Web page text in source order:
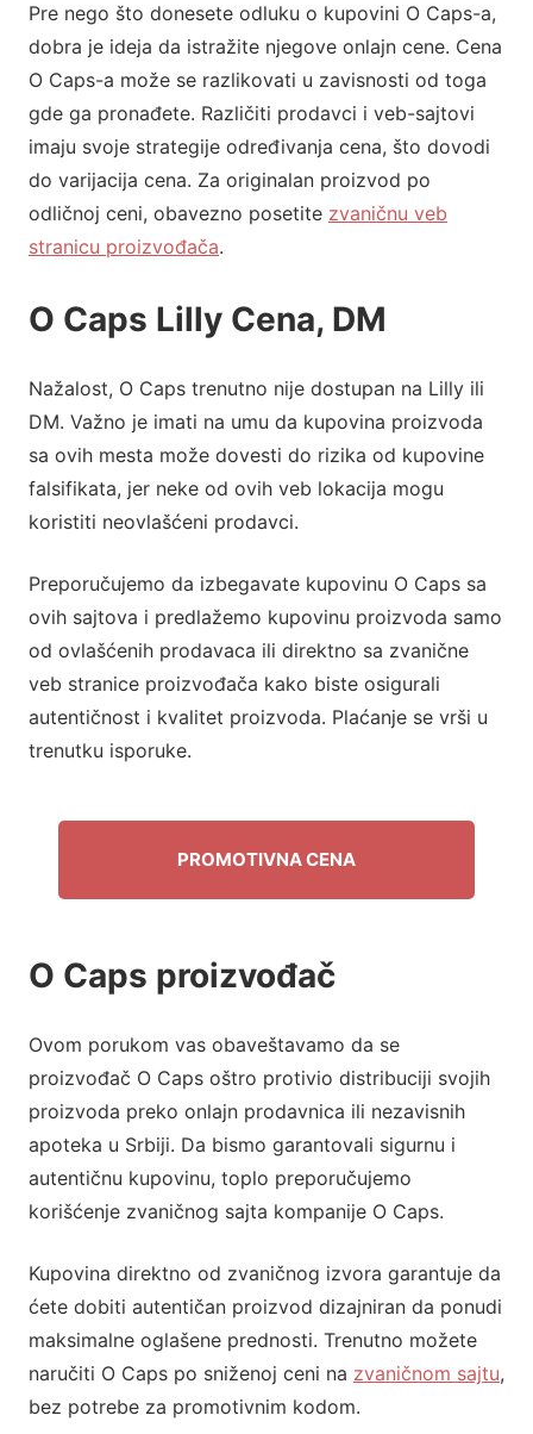
Pre nego što donesete odluku o kupovini O Caps-a, ​​
dobra je ideja da istražite njegove onlajn cene. Cena
O Caps-a može se razlikovati u zavisnosti od toga
gde ga pronađete. Različiti prodavci i veb-sajtovi
imaju svoje strategije određivanja cena, što dovodi
do varijacija cena. Za originalan proizvod po
odličnoj ceni, obavezno posetite zvaničnu veb
stranicu proizvođača.
O Caps Lilly Cena, DM
Nažalost, O Caps trenutno nije dostupan na Lilly ili
DM. Važno je imati na umu da kupovina proizvoda
sa ovih mesta može dovesti do rizika od kupovine
falsifikata, jer neke od ovih veb lokacija mogu
koristiti neovlašćeni prodavci.
Preporučujemo da izbegavate kupovinu O Caps sa
ovih sajtova i predlažemo kupovinu proizvoda samo
od ovlašćenih prodavaca ili direktno sa zvanične
veb stranice proizvođača kako biste osigurali
autentičnost i kvalitet proizvoda. Plaćanje se vrši u
trenutku isporuke.
PROMOTIVNA CENA
O Caps proizvođač
Ovom porukom vas obaveštavamo da se
proizvođač O Caps oštro protivio distribuciji svojih
proizvoda preko onlajn prodavnica ili nezavisnih
apoteka u Srbiji. Da bismo garantovali sigurnu i
autentičnu kupovinu, toplo preporučujemo
korišćenje zvaničnog sajta kompanije O Caps.
Kupovina direktno od zvaničnog izvora garantuje da
ćete dobiti autentičan proizvod dizajniran da ponudi
maksimalne oglašene prednosti. Trenutno možete
naručiti O Caps po sniženoj ceni na zvaničnom sajtu,
bez potrebe za promotivnim kodom.